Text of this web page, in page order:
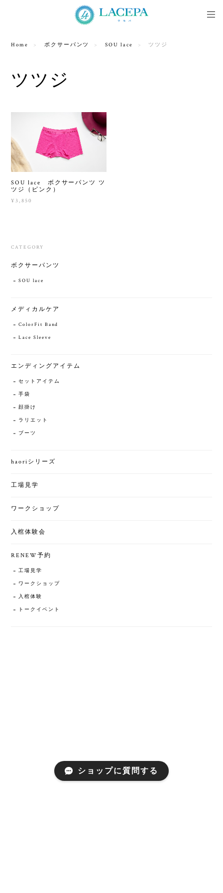
Home ボクサーパンツ SOU lace ツツジ
ツツジ
SOU lace ボクサーパンツ ツ
ツジ（ピンク）
¥3,850
CATEGORY
ボクサーパンツ
SOU lace
メディカルケア
ColorFit Band
Lace Sleeve
エンディングアイテム
セットアイテム
手袋
顔掛け
ラリエット
ブーツ
haoriシリーズ
工場見学
ワークショップ
入棺体験会
RENEW予約
工場見学
ワークショップ
入棺体験
トークイベント
ショップに質問する